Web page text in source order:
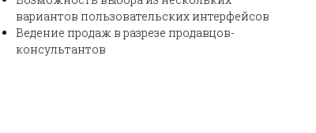
вариантов пользовательских интерфейсов
Ведение продаж в разрезе продавцов-
консультантов